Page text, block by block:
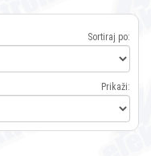
Sortiraj po:
Prikaži: